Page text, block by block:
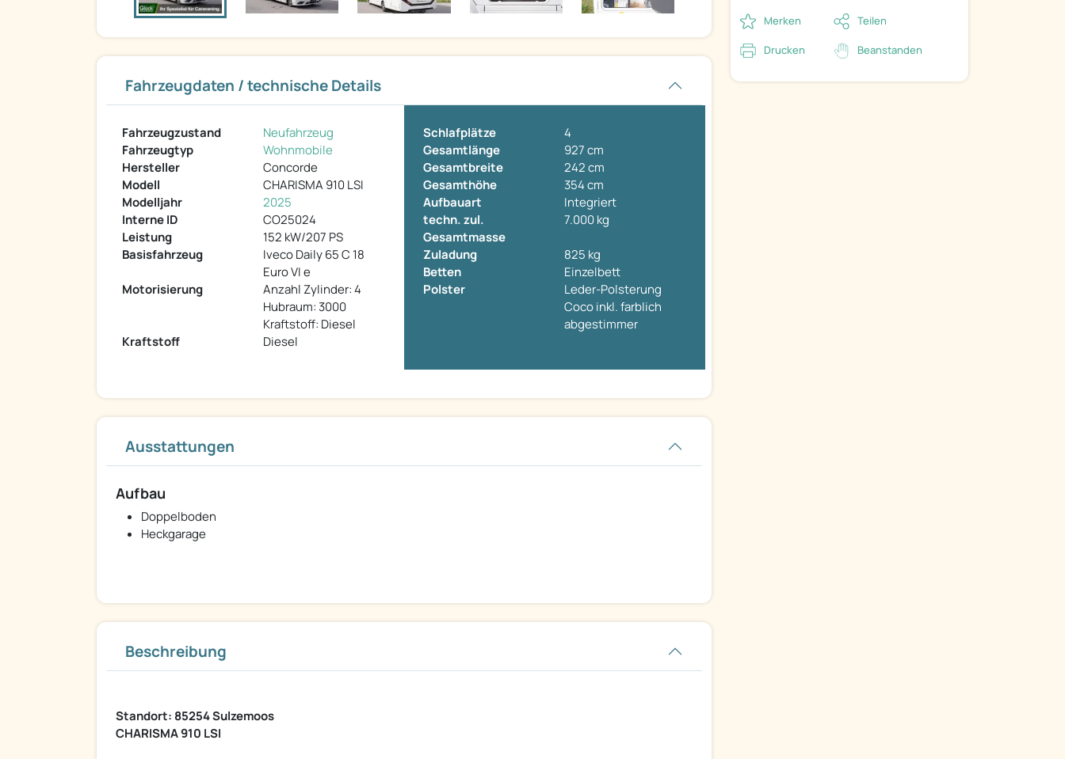
Fahrzeugdaten / technische Details
Fahrzeugzustand
Neufahrzeug
Fahrzeugtyp
Wohnmobile
Hersteller
Concorde
Modell
CHARISMA 910 LSI
Modelljahr
2025
Interne ID
CO25024
Leistung
152 kW/207 PS
Basisfahrzeug
Iveco Daily 65 C 18
Euro VI e
Motorisierung
Anzahl Zylinder: 4
Hubraum: 3000
Kraftstoff: Diesel
Kraftstoff
Diesel
Schlafplätze
4
Gesamtlänge
927 cm
Gesamtbreite
242 cm
Gesamthöhe
354 cm
Aufbauart
Integriert
techn. zul.
Gesamtmasse
7.000 kg
Zuladung
825 kg
Betten
Einzelbett
Polster
Leder-Polsterung
Coco inkl. farblich
abgestimmer
Ausstattungen
Aufbau
Doppelboden
Heckgarage
Beschreibung
Standort: 85254 Sulzemoos
CHARISMA 910 LSI
Merken Teilen
Drucken Beanstanden